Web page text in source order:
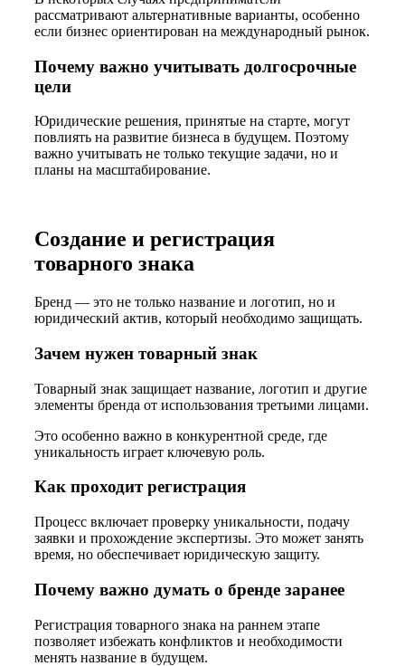
рассматривают альтернативные варианты, особенно
если бизнес ориентирован на международный рынок.
Почему важно учитывать долгосрочные
цели
Юридические решения, принятые на старте, могут
повлиять на развитие бизнеса в будущем. Поэтому
важно учитывать не только текущие задачи, но и
планы на масштабирование.
Создание и регистрация
товарного знака
Бренд — это не только название и логотип, но и
юридический актив, который необходимо защищать.
Зачем нужен товарный знак
Товарный знак защищает название, логотип и другие
элементы бренда от использования третьими лицами.
Это особенно важно в конкурентной среде, где
уникальность играет ключевую роль.
Как проходит регистрация
Процесс включает проверку уникальности, подачу
заявки и прохождение экспертизы. Это может занять
время, но обеспечивает юридическую защиту.
Почему важно думать о бренде заранее
Регистрация товарного знака на раннем этапе
позволяет избежать конфликтов и необходимости
менять название в будущем.